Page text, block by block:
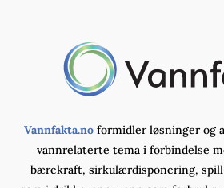
Vannfakta.noformidler løsninger og
vannrelaterte tema i forbindelse
bærekraft, sirkulærdisponering,